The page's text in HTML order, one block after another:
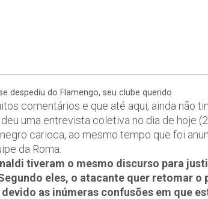
despediu do Flamengo, seu clube querido
comentários e que até aqui, ainda não
uma entrevista coletiva no dia de hoje
carioca, ao mesmo tempo que foi
da Roma.
tiveram o mesmo discurso para
eles, o atacante quer retomar o
as inúmeras confusões em que